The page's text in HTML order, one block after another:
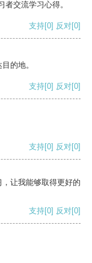
交流学习心得。
支持[0] 反对[0]
的地。
支持[0] 反对[0]
支持[0] 反对[0]
让我能够取得更好的
支持[0] 反对[0]